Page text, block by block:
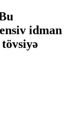
idman